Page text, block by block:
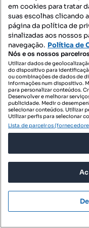
Tipologia
T3
Preço por metro
330 m²
RE/MAX + Grupo
Profissional
em cookies para tratar
suas escolhas clicando
página da política de
sinalizadas aos nossos
navegação. Política de
Nós e os nossos
Utilizar dados de
do dispositivo para
ou combinações de dados de
informações num dispositivo.
para personalizar conteúdos.
Desenvolver e melhorar
publicidade. Medir o
selecionar conteúdos. Utilizar
Utilizar perfis para selecionar
Lista de parceiros